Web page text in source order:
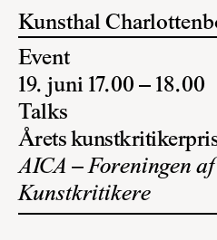
Kunsthal
Event
19. juni 17.00 – 18.00
Talks
Årets
AICA – Foreningen
Kunstkritikere